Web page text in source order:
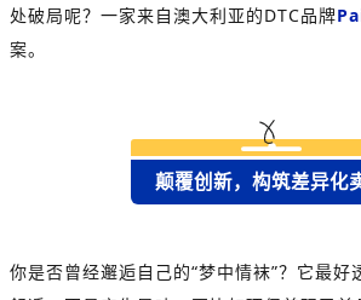
处破局呢？一家来自澳大利亚的DTC品牌
案。
颠覆创新，构筑差异化
你是否曾经邂逅自己的“梦中情袜”？它最好